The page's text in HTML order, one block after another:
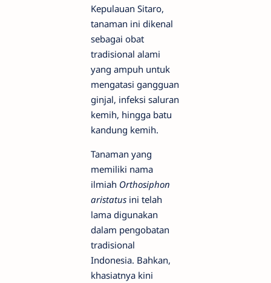
Kepulauan Sitaro,
tanaman ini dikenal
sebagai obat
tradisional alami
yang ampuh untuk
mengatasi gangguan
ginjal, infeksi saluran
kemih, hingga batu
kandung kemih.
Tanaman yang
memiliki nama
ilmiah Orthosiphon
aristatus ini telah
lama digunakan
dalam pengobatan
tradisional
Indonesia. Bahkan,
khasiatnya kini